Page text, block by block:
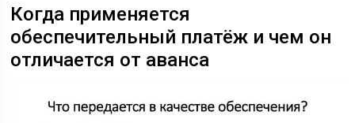
Когда применяется
обеспечительный платёж и чем он
отличается от аванса